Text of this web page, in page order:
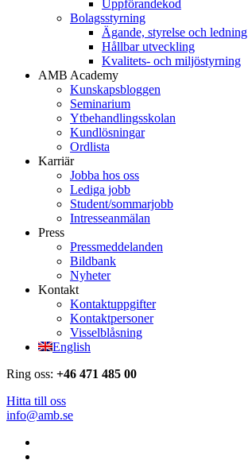
Uppförandekod
Bolagsstyrning
Ägande, styrelse och ledning
Hållbar utveckling
Kvalitets- och miljöstyrning
AMB Academy
Kunskapsbloggen
Seminarium
Ytbehandlingsskolan
Kundlösningar
Ordlista
Karriär
Jobba hos oss
Lediga jobb
Student/sommarjobb
Intresseanmälan
Press
Pressmeddelanden
Bildbank
Nyheter
Kontakt
Kontaktuppgifter
Kontaktpersoner
Visselblåsning
English
Ring oss: +46 471 485 00
Hitta till oss
info@amb.se